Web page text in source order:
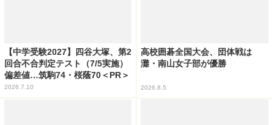
【中学受験2027】四谷大塚、第2
回合不合判定テスト（7/5実施）
偏差値…筑駒74・桜蔭70＜PR＞
2026.7.10
高校囲碁全国大会、団体戦は
灘・南山女子部が優勝
2026.8.5